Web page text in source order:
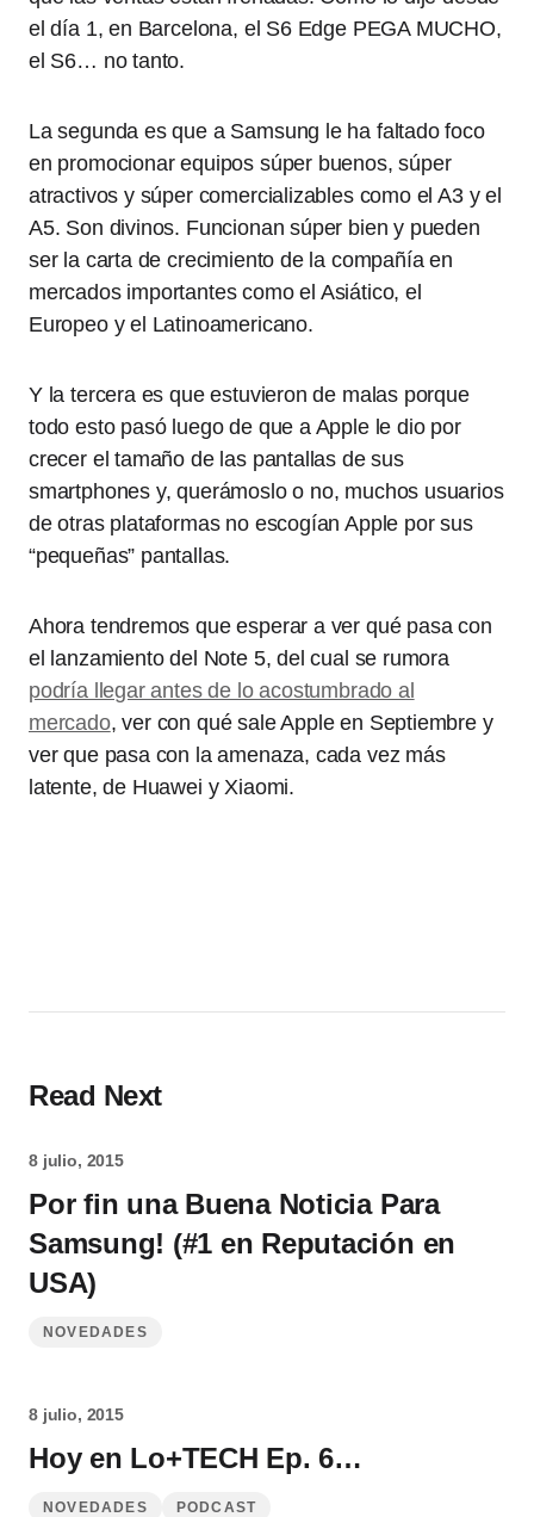
el día 1, en Barcelona, el S6 Edge PEGA MUCHO,
el S6… no tanto.
La segunda es que a Samsung le ha faltado foco
en promocionar equipos súper buenos, súper
atractivos y súper comercializables como el A3 y el
A5. Son divinos. Funcionan súper bien y pueden
ser la carta de crecimiento de la compañía en
mercados importantes como el Asiático, el
Europeo y el Latinoamericano.
Y la tercera es que estuvieron de malas porque
todo esto pasó luego de que a Apple le dio por
crecer el tamaño de las pantallas de sus
smartphones y, querámoslo o no, muchos usuarios
de otras plataformas no escogían Apple por sus
“pequeñas” pantallas.
Ahora tendremos que esperar a ver qué pasa con
el lanzamiento del Note 5, del cual se rumora
podría llegar antes de lo acostumbrado al
mercado, ver con qué sale Apple en Septiembre y
ver que pasa con la amenaza, cada vez más
latente, de Huawei y Xiaomi.
Read Next
8 julio, 2015
Por fin una Buena Noticia Para
Samsung! (#1 en Reputación en
USA)
NOVEDADES
8 julio, 2015
Hoy en Lo+TECH Ep. 6…
NOVEDADES PODCAST